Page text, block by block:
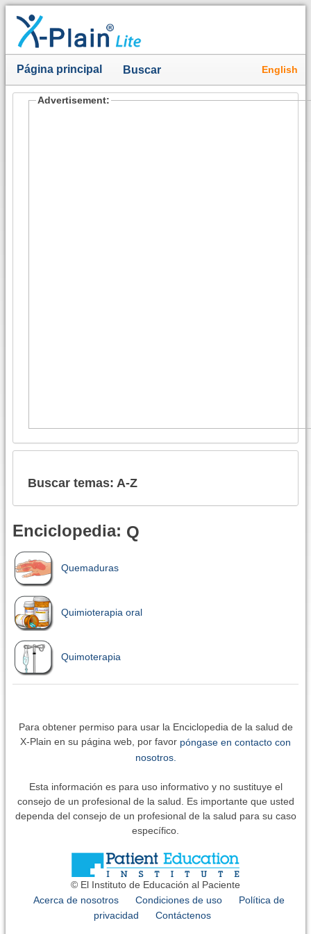
Página principal Buscar English
Advertisement:
Buscar temas: A-Z
Enciclopedia: Q
Quemaduras
Quimioterapia oral
Quimoterapia
Para obtener permiso para usar la Enciclopedia de la salud de
X-Plain en su página web, por favor póngase en contacto con
nosotros.
Esta información es para uso informativo y no sustituye el
consejo de un profesional de la salud. Es importante que usted
dependa del consejo de un profesional de la salud para su caso
específico.
© El Instituto de Educación al Paciente
Acerca de nosotros
Condiciones de uso
Política de
privacidad
Contáctenos